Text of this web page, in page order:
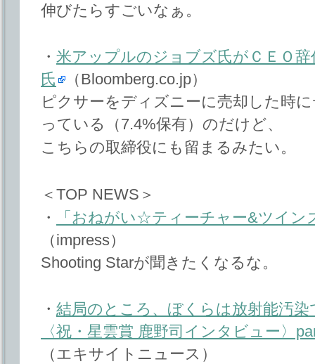
伸びたらすごいなぁ。
・ 米アップルのジョブズ氏がＣＥＯ
氏
（Bloomberg.co.jp）
ピクサーをディズニーに売却した時
っている（7.4%保有）のだけど、
こちらの取締役にも留まるみたい。
＜TOP NEWS＞
・
「おねがい☆ティーチャー&ツイン
（impress）
Shooting Starが聞きたくなるな。
・ 結局のところ、ぼくらは放射能汚
〈祝・星雲賞 鹿野司インタビュー〉
（エキサイトニュース）